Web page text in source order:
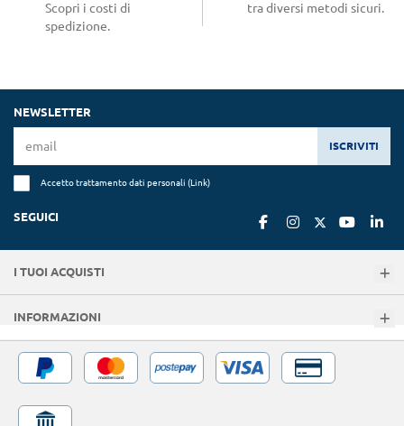
Scopri i costi di
spedizione.
tra diversi metodi sicuri.
NEWSLETTER
ISCRIVITI
Accetto trattamento dati personali (Link)
SEGUICI
I TUOI ACQUISTI
INFORMAZIONI